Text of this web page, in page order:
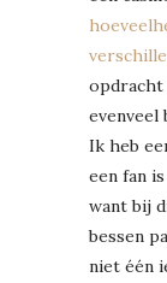
opdracht
evenveel
Ik heb
een fan
want bij
bessen
niet één